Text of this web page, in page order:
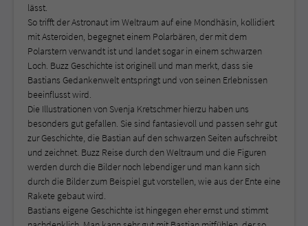
lässt.
So trifft der Astronaut im Weltraum auf eine Mondhäsin, kollidiert
mit Asteroiden, begegnet einem Polarbären, der mit dem
Polarstern verwandt ist und landet sogar in einem schwarzen
Loch. Buzz Geschichte ist originell und man merkt, dass sie
Bastians Gedankenwelt entspringt und von seinen Erlebnissen
beeinflusst wird.
Die Illustrationen von Svenja Kretschmer hierzu haben uns
besonders gut gefallen. Sie sind fantasievoll und passen sehr gut
zur Geschichte, die Bastian auf den schwarzen Seiten aufschreibt
und zeichnet. Buzz Reise durch den Weltraum und die Figuren
werden durch die Bilder noch lebendiger und man kann sich
durch die Bilder zum Beispiel gut vorstellen, wie aus der Ente eine
Rakete gebaut wird.
Bastians eigene Geschichte ist hingegen eher ernst und stimmt